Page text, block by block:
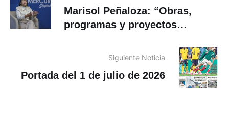
Marisol Peñaloza: “Obras,
programas y proyectos
Siguiente Noticia
Portada del 1 de julio de 2026